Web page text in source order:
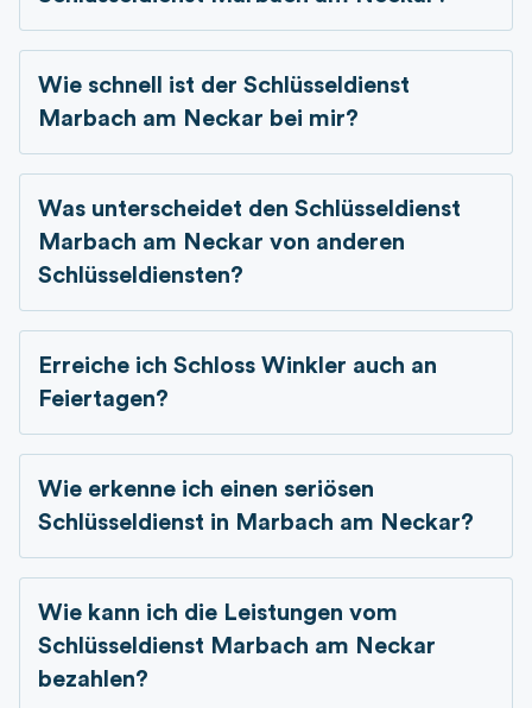
Wie schnell ist der Schlüsseldienst
Marbach am Neckar bei mir?
Was unterscheidet den Schlüsseldienst
Marbach am Neckar von anderen
Schlüsseldiensten?
Erreiche ich Schloss Winkler auch an
Feiertagen?
Wie erkenne ich einen seriösen
Schlüsseldienst in Marbach am Neckar?
Wie kann ich die Leistungen vom
Schlüsseldienst Marbach am Neckar
bezahlen?